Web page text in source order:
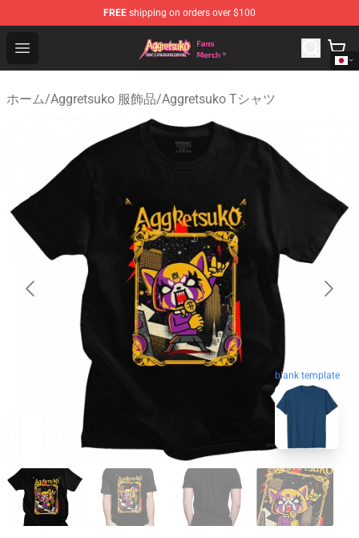
FREE shipping on orders over $100
Open menu
Aggretsuko Store - Official Aggretsuko Merchandise
ホーム/Aggretsuko 服飾品/Aggretsuko Tシャツ
blank template